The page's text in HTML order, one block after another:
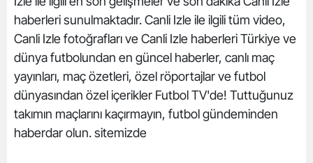
haberleri sunulmaktadır. Canli Izle ile ilgili tüm video,
Canli Izle fotoğrafları ve Canli Izle haberleri Türkiye ve
dünya futbolundan en güncel haberler, canlı maç
yayınları, maç özetleri, özel röportajlar ve futbol
dünyasından özel içerikler Futbol TV'de! Tuttuğunuz
takımın maçlarını kaçırmayın, futbol gündeminden
haberdar olun. sitemizde